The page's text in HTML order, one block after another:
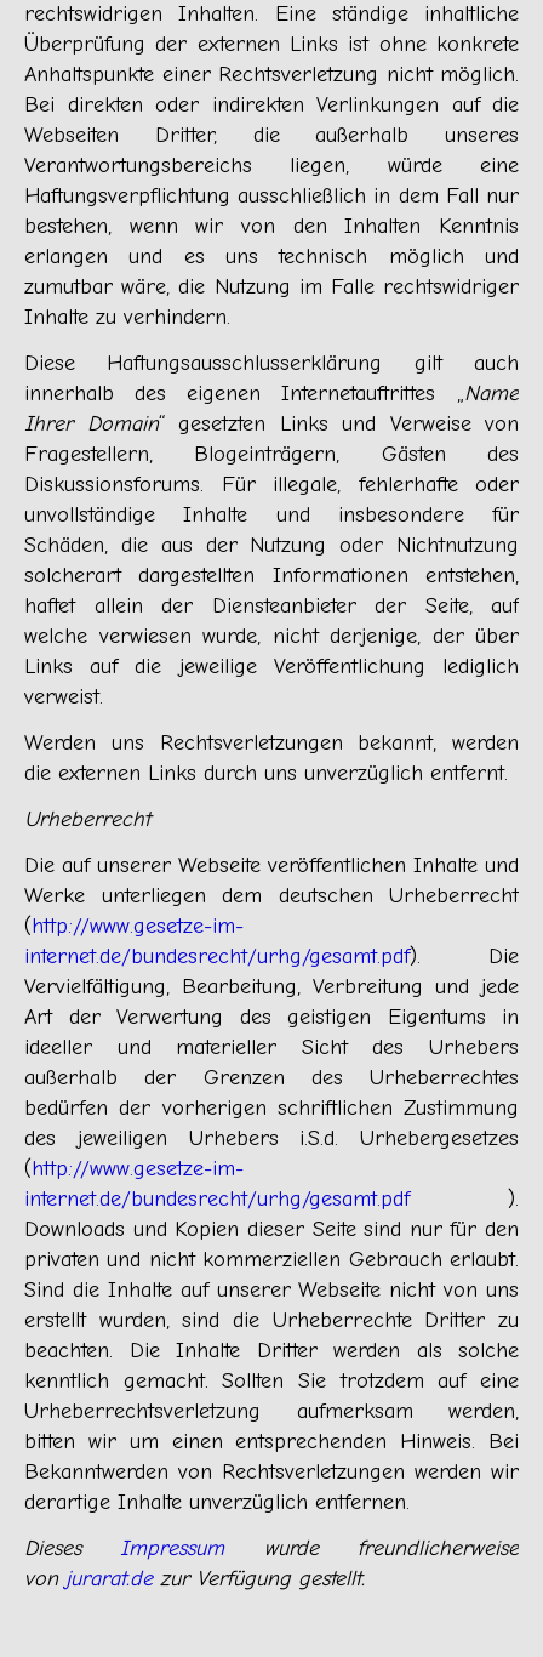
rechtswidrigen Inhalten. Eine ständige inhaltliche
Überprüfung der externen Links ist ohne konkrete
Anhaltspunkte einer Rechtsverletzung nicht möglich.
Bei direkten oder indirekten Verlinkungen auf die
Webseiten Dritter, die außerhalb unseres
Verantwortungsbereichs liegen, würde eine
Haftungsverpflichtung ausschließlich in dem Fall nur
bestehen, wenn wir von den Inhalten Kenntnis
erlangen und es uns technisch möglich und
zumutbar wäre, die Nutzung im Falle rechtswidriger
Inhalte zu verhindern.
Diese Haftungsausschlusserklärung gilt auch
innerhalb des eigenen Internetauftrittes „Name
Ihrer Domain“ gesetzten Links und Verweise von
Fragestellern, Blogeinträgern, Gästen des
Diskussionsforums. Für illegale, fehlerhafte oder
unvollständige Inhalte und insbesondere für
Schäden, die aus der Nutzung oder Nichtnutzung
solcherart dargestellten Informationen entstehen,
haftet allein der Diensteanbieter der Seite, auf
welche verwiesen wurde, nicht derjenige, der über
Links auf die jeweilige Veröffentlichung lediglich
verweist.
Werden uns Rechtsverletzungen bekannt, werden
die externen Links durch uns unverzüglich entfernt.
Urheberrecht
Die auf unserer Webseite veröffentlichen Inhalte und
Werke unterliegen dem deutschen Urheberrecht
(http://www.gesetze-im-
internet.de/bundesrecht/urhg/gesamt.pdf). Die
Vervielfältigung, Bearbeitung, Verbreitung und jede
Art der Verwertung des geistigen Eigentums in
ideeller und materieller Sicht des Urhebers
außerhalb der Grenzen des Urheberrechtes
bedürfen der vorherigen schriftlichen Zustimmung
des jeweiligen Urhebers i.S.d. Urhebergesetzes
(http://www.gesetze-im-
internet.de/bundesrecht/urhg/gesamt.pdf).
Downloads und Kopien dieser Seite sind nur für den
privaten und nicht kommerziellen Gebrauch erlaubt.
Sind die Inhalte auf unserer Webseite nicht von uns
erstellt wurden, sind die Urheberrechte Dritter zu
beachten. Die Inhalte Dritter werden als solche
kenntlich gemacht. Sollten Sie trotzdem auf eine
Urheberrechtsverletzung aufmerksam werden,
bitten wir um einen entsprechenden Hinweis. Bei
Bekanntwerden von Rechtsverletzungen werden wir
derartige Inhalte unverzüglich entfernen.
Dieses Impressumwurde freundlicherweise
von jurarat.dezur Verfügung gestellt.